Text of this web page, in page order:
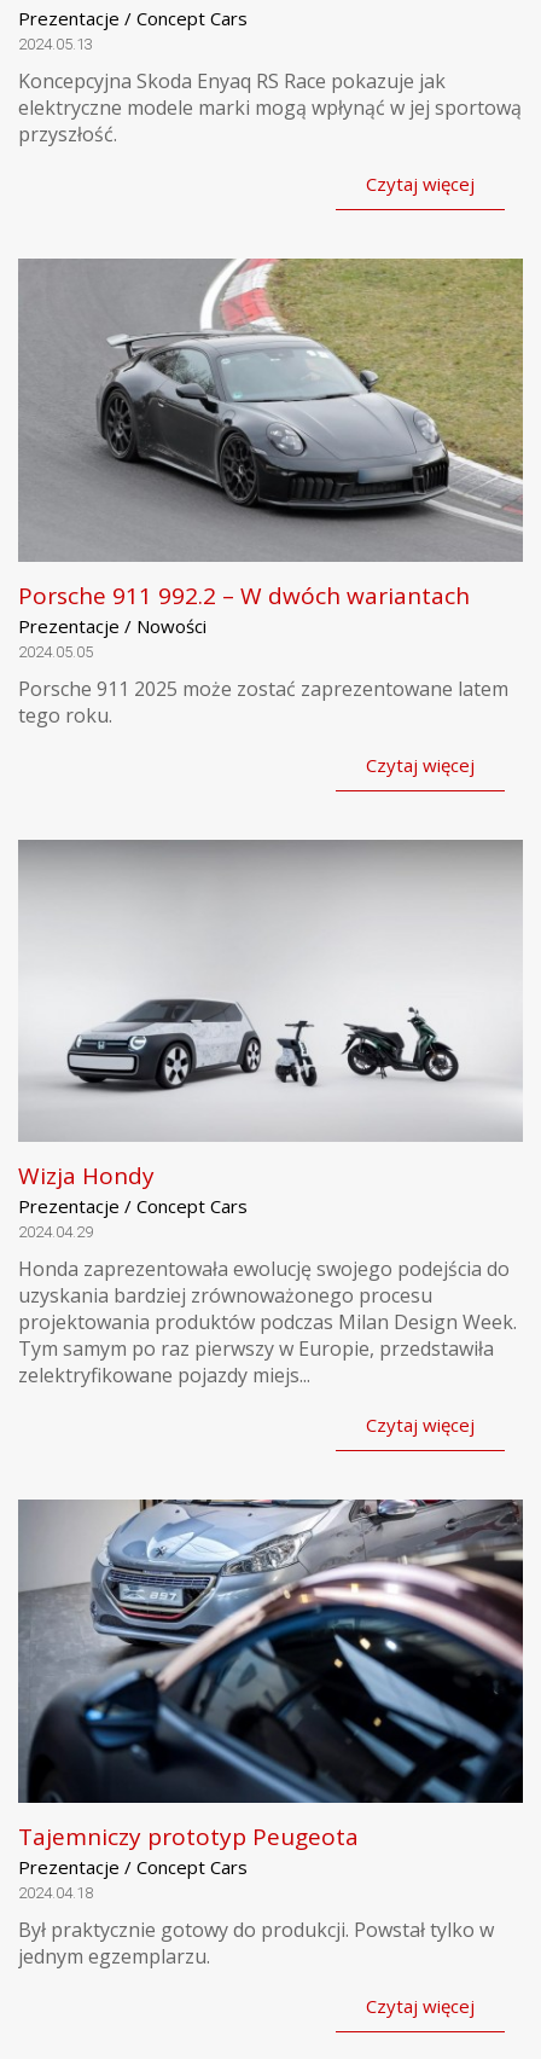
Prezentacje / Concept Cars
2024.05.13
Koncepcyjna Skoda Enyaq RS Race pokazuje jak
elektryczne modele marki mogą wpłynąć w jej sportową
przyszłość.
Czytaj więcej
Porsche 911 992.2 – W dwóch wariantach
Prezentacje / Nowości
2024.05.05
Porsche 911 2025 może zostać zaprezentowane latem
tego roku.
Czytaj więcej
Wizja Hondy
Prezentacje / Concept Cars
2024.04.29
Honda zaprezentowała ewolucję swojego podejścia do
uzyskania bardziej zrównoważonego procesu
projektowania produktów podczas Milan Design Week.
Tym samym po raz pierwszy w Europie, przedstawiła
zelektryfikowane pojazdy miejs...
Czytaj więcej
Tajemniczy prototyp Peugeota
Prezentacje / Concept Cars
2024.04.18
Był praktycznie gotowy do produkcji. Powstał tylko w
jednym egzemplarzu.
Czytaj więcej